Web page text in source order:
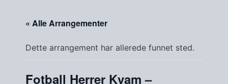
« Alle Arrangementer
Dette arrangement har allerede funnet sted.
Fotball Herrer Kvam –